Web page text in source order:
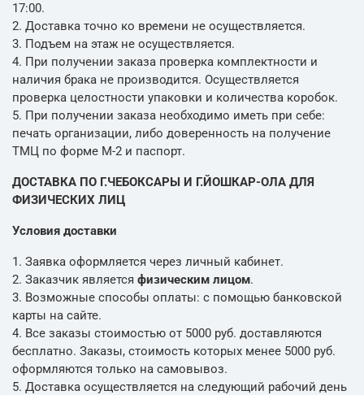
17:00.
2. Доставка точно ко времени не осуществляется.
3. Подъем на этаж не осуществляется.
4. При получении заказа проверка комплектности и
наличия брака не производится. Осуществляется
проверка целостности упаковки и количества коробок.
5. При получении заказа необходимо иметь при себе:
печать организации, либо доверенность на получение
ТМЦ по форме М-2 и паспорт.
ДОСТАВКА ПО Г.ЧЕБОКСАРЫ И Г.ЙОШКАР-ОЛА ДЛЯ
ФИЗИЧЕСКИХ ЛИЦ
Условия доставки
1. Заявка оформляется через личный кабинет.
2. Заказчик является физическим лицом.
3. Возможные способы оплаты: с помощью банковской
карты на сайте.
4. Все заказы стоимостью от 5000 руб. доставляются
бесплатно. Заказы, стоимость которых менее 5000 руб.
оформляются только на самовывоз.
5. Доставка осуществляется на следующий рабочий день